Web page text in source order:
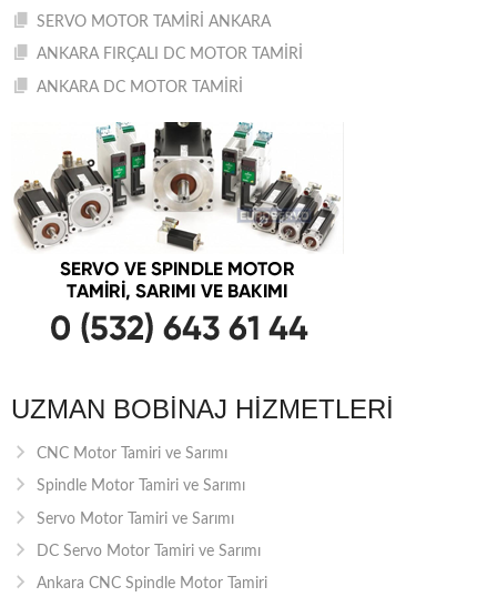
SERVO MOTOR TAMİRİ ANKARA
ANKARA FIRÇALI DC MOTOR TAMİRİ
ANKARA DC MOTOR TAMİRİ
UZMAN BOBINAJ HIZMETLERI
CNC Motor Tamiri ve Sarımı
Spindle Motor Tamiri ve Sarımı
Servo Motor Tamiri ve Sarımı
DC Servo Motor Tamiri ve Sarımı
Ankara CNC Spindle Motor Tamiri